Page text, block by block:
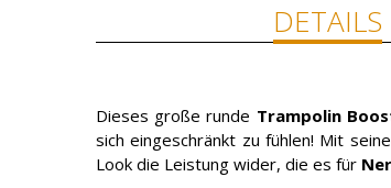
DETAILS
Dieses große runde Trampolin
sich eingeschränkt zu fühlen! Mit
Look die Leistung wider, die es für